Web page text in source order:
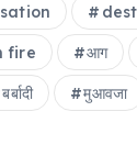
fire आग
बर्बादी मुआवजा